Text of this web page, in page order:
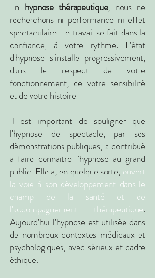
En hypnose thérapeutique, nous ne
recherchons ni performance ni effet
spectaculaire. Le travail se fait dans la
confiance, à votre rythme. L'état
d'hypnose s'installe progressivement,
dans le respect de votre
fonctionnement, de votre sensibilité
et de votre histoire.
Il est important de souligner que
l'hypnose de spectacle, par ses
démonstrations publiques, a contribué
à faire connaître l'hypnose au grand
public. Elle a, en quelque sorte, ouvert
la voie à son développement dans le
champ de la santé et de
l'accompagnement thérapeutique.
Aujourd'hui l'hypnose est utilisée dans
de nombreux contextes médicaux et
psychologiques, avec sérieux et cadre
éthique.